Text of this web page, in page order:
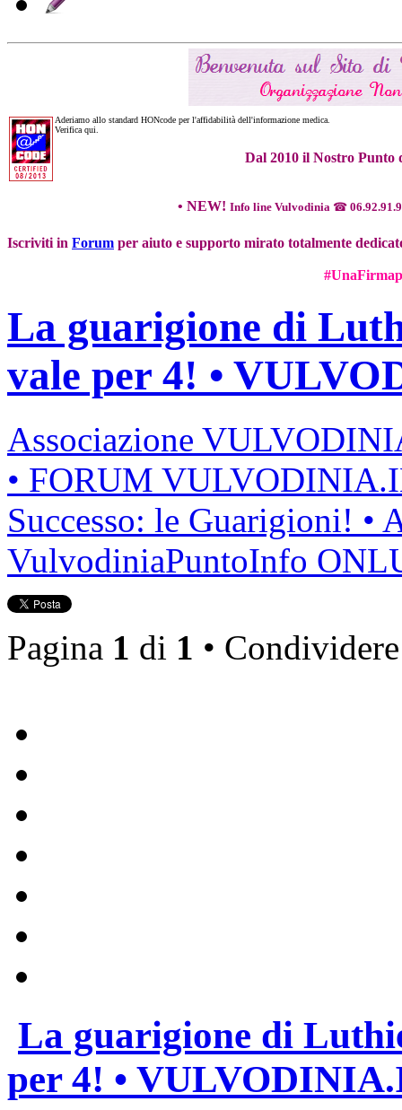
Aderiamo allo standard HONcode per l'affidabilità dell'informazione medica.
Verifica qui.
Dal 2010 il Nostro
• NEW! Info line Vulvodinia ☎
Iscriviti in Forum per aiuto e supporto mirato totalmente
La guarigione di
vale per 4! •
Associazione
• FORUM
Successo: le Guarigioni! •
VulvodiniaPuntoInfo
Pagina 1 di 1 •
La guarigione di
per 4! •